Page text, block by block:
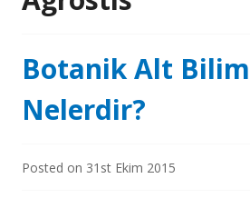
Botanik Alt
Nelerdir?
Posted on 31st Ekim 2015